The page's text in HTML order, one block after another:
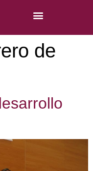
de